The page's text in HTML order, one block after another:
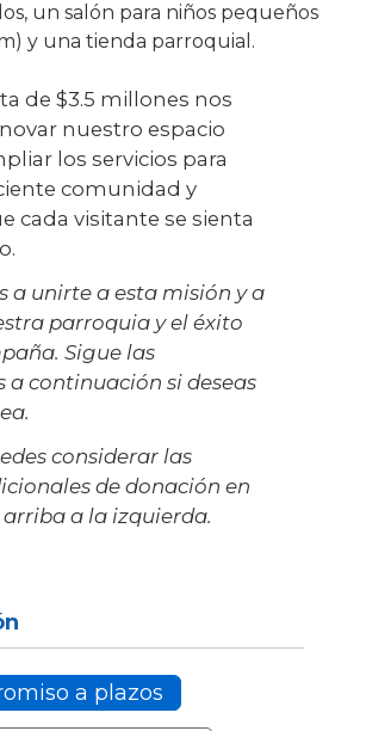
un salón para niños pequeños
y una tienda parroquial.
de $3.5 millones nos
nuestro espacio
los servicios para
comunidad y
cada visitante se sienta
a unirte a esta misión y a
parroquia y el éxito
Sigue las
a continuación si deseas
considerar las
de donación en
a la izquierda.
a plazos